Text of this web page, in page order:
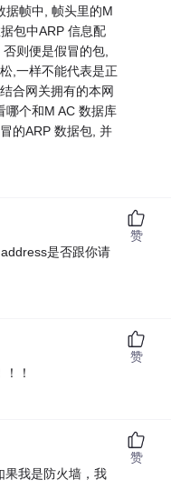
据帧中, 帧头里的M
包中ARP 信息配
则便是假冒的包,
,一样不能代表是正
合网关拥有的本网
哪个和M AC 数据库
的ARP 数据包, 并
是否跟你请
赞
！
赞
果我是防火墙，我
赞